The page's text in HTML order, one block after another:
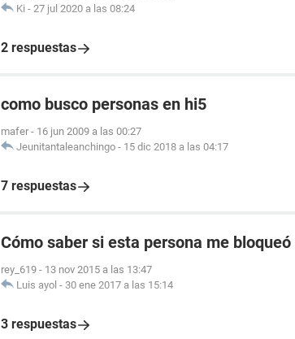
Ki - 27 jul 2020 a las 08:24
2 respuestas
como busco personas en hi5
mafer - 16 jun 2009 a las 00:27
Jeunitantaleanchingo - 15 dic 2018 a las 04:17
7 respuestas
Cómo saber si esta persona me
rey_619 - 13 nov 2015 a las 13:47
Luis ayol - 30 ene 2017 a las 15:14
3 respuestas